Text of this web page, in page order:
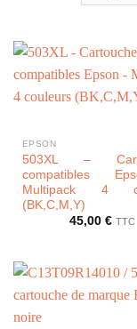
EPSON
503XL –
compatibles
Multipack 4
(BK,C,M,Y)
45,00 € TTC